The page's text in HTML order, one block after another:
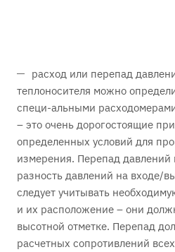
расход или перепад
теплоносителя можно
специ-альными
– это очень дорогостоящие
определенных условий для
измерения. Перепад
разность давлений на входе/
следует учитывать
и их расположение – они
высотной отметке. Перепад
расчетных сопротивлений